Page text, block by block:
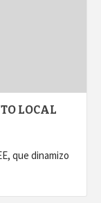
LOCAL
que dinamizo